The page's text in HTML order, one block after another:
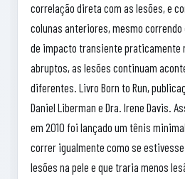
correlação direta com as lesões, e
colunas anteriores, mesmo correndo
de impacto transiente praticamente
abruptos, as lesões continuam
diferentes. Livro Born to Run,
Daniel Liberman e Dra. Irene Davis.
em 2010 foi lançado um tênis
correr igualmente como se
lesões na pele e que traria menos